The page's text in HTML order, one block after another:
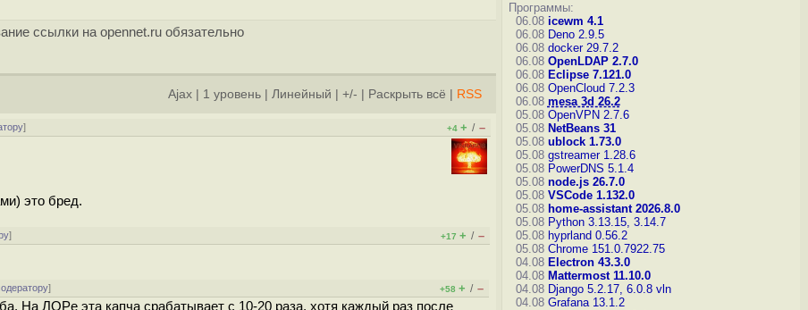
ссылки на opennet.ru обязательно
Ajax 1 уровень Линейный +/- Раскрыть всё RSS
] +4 + / –
это бред.
] +17 + / –
] +58 + / –
На ЛOPе эта кaпча сpaбатывает с 10-20 рaза, хотя каждый раз после
Программы:
06.08 icewm 4.1
06.08 Deno 2.9.5
06.08 docker 29.7.2
06.08 OpenLDAP 2.7.0
06.08 Eclipse 7.121.0
06.08 OpenCloud 7.2.3
06.08 mesa 3d 26.2
05.08 OpenVPN 2.7.6
05.08 NetBeans 31
05.08 ublock 1.73.0
05.08 gstreamer 1.28.6
05.08 PowerDNS 5.1.4
05.08 node.js 26.7.0
05.08 VSCode 1.132.0
05.08 home-assistant 2026.8.0
05.08 Python 3.13.15, 3.14.7
05.08 hyprland 0.56.2
05.08 Chrome 151.0.7922.75
04.08 Electron 43.3.0
04.08 Mattermost 11.10.0
04.08 Django 5.2.17, 6.0.8 vln
04.08 Grafana 13.1.2